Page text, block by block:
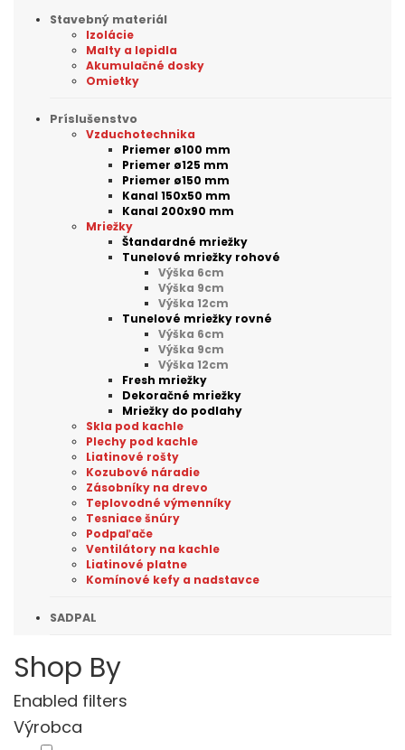
Stavebný materiál
Izolácie
Malty a lepidla
Akumulačné dosky
Omietky
Príslušenstvo
Vzduchotechnika
Priemer ø100 mm
Priemer ø125 mm
Priemer ø150 mm
Kanal 150x50 mm
Kanal 200x90 mm
Mriežky
Štandardné mriežky
Tunelové mriežky rohové
Výška 6cm
Výška 9cm
Výška 12cm
Tunelové mriežky rovné
Výška 6cm
Výška 9cm
Výška 12cm
Fresh mriežky
Dekoračné mriežky
Mriežky do podlahy
Skla pod kachle
Plechy pod kachle
Liatinové rošty
Kozubové náradie
Zásobníky na drevo
Teplovodné výmenníky
Tesniace šnúry
Podpaľače
Ventilátory na kachle
Liatinové platne
Komínové kefy a nadstavce
SADPAL
Shop By
Enabled filters
Výrobca